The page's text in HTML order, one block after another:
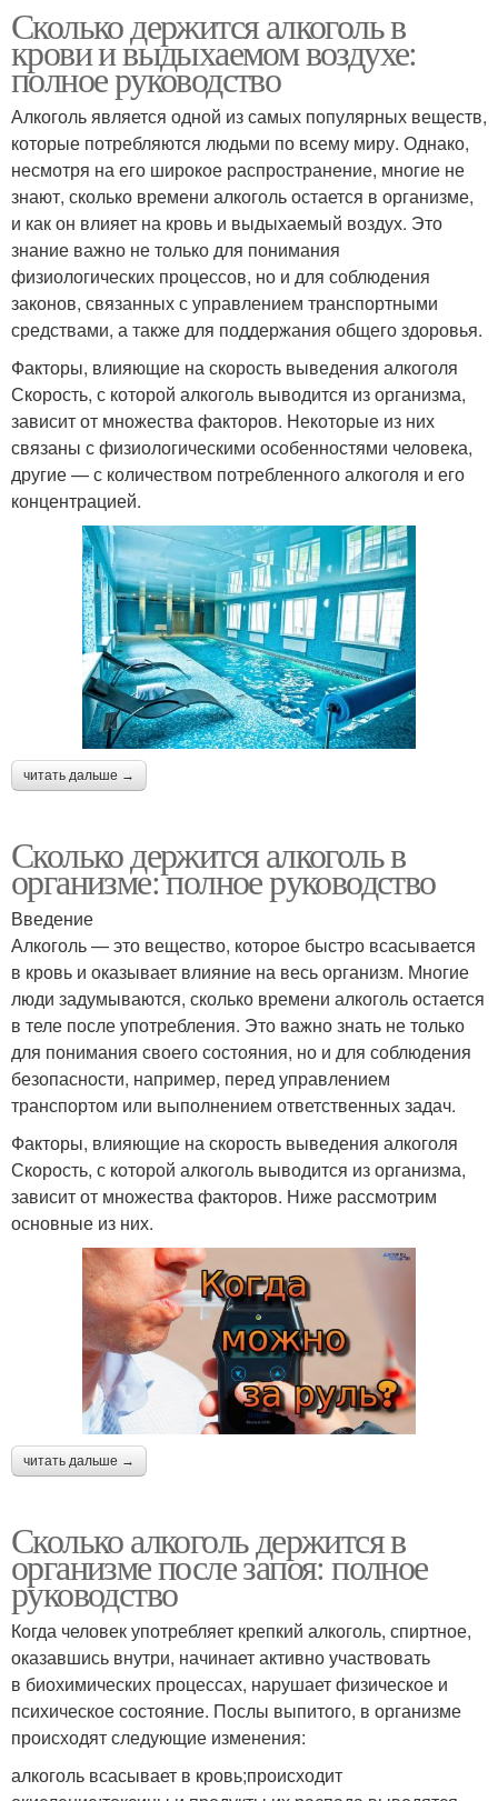
Сколько держится алкоголь в
крови и выдыхаемом воздухе:
полное руководство
Алкоголь является одной из самых популярных веществ,
которые потребляются людьми по всему миру. Однако,
несмотря на его широкое распространение, многие не
знают, сколько времени алкоголь остается в организме,
и как он влияет на кровь и выдыхаемый воздух. Это
знание важно не только для понимания
физиологических процессов, но и для соблюдения
законов, связанных с управлением транспортными
средствами, а также для поддержания общего здоровья.
Факторы, влияющие на скорость выведения алкоголя
Скорость, с которой алкоголь выводится из организма,
зависит от множества факторов. Некоторые из них
связаны с физиологическими особенностями человека,
другие — с количеством потребленного алкоголя и его
концентрацией.
читать дальше →
Сколько держится алкоголь в
организме: полное руководство
Введение
Алкоголь — это вещество, которое быстро всасывается
в кровь и оказывает влияние на весь организм. Многие
люди задумываются, сколько времени алкоголь остается
в теле после употребления. Это важно знать не только
для понимания своего состояния, но и для соблюдения
безопасности, например, перед управлением
транспортом или выполнением ответственных задач.
Факторы, влияющие на скорость выведения алкоголя
Скорость, с которой алкоголь выводится из организма,
зависит от множества факторов. Ниже рассмотрим
основные из них.
читать дальше →
Сколько алкоголь держится в
организме после запоя: полное
руководство
Когда человек употребляет крепкий алкоголь, спиртное,
оказавшись внутри, начинает активно участвовать
в биохимических процессах, нарушает физическое и
психическое состояние. Послы выпитого, в организме
происходят следующие изменения:
алкоголь всасывает в кровь;происходит